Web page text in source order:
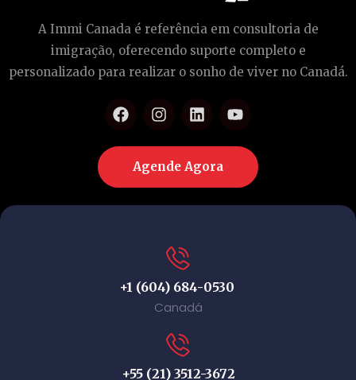
A Immi Canada é referência em consultoria de
imigração, oferecendo suporte completo e
personalizado para realizar o sonho de viver no Canadá.
Agende Agora
+1 (604) 684-0530
Canadá
+55 (21) 3512-3672